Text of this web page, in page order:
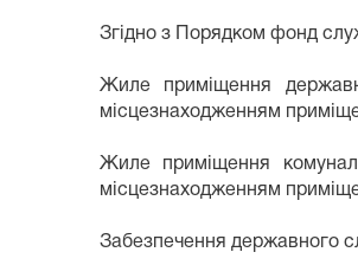
Згідно з Порядком фонд
Жиле приміщення
місцезнаходженням
Жиле приміщення
місцезнаходженням
Забезпечення державного